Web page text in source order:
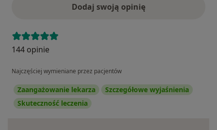
Dodaj swoją opinię
144 opinie
Najczęściej wymieniane przez pacjentów
Zaangażowanie lekarza
Szczegółowe wyjaśnienia
Skuteczność leczenia